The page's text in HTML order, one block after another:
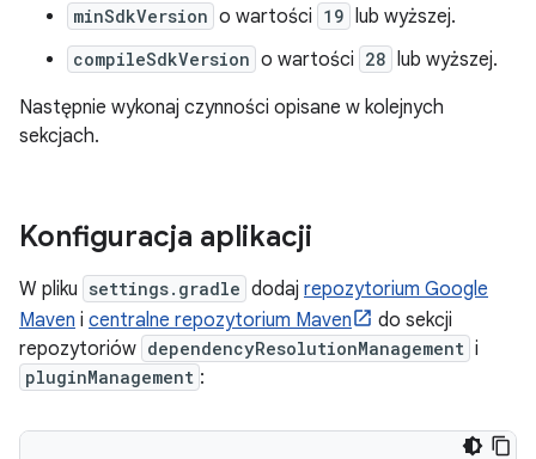
minSdkVersion o wartości 19 lub wyższej.
compileSdkVersion o wartości 28 lub wyższej.
Następnie wykonaj czynności opisane w kolejnych
sekcjach.
Konfiguracja aplikacji
W pliku settings.gradle dodaj repozytorium Google
Maven i centralne repozytorium Maven
do sekcji
repozytoriów dependencyResolutionManagement i
pluginManagement :